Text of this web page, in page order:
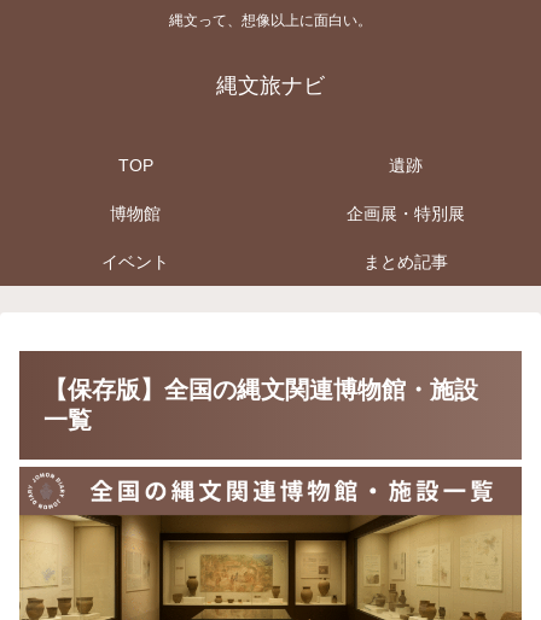
縄文って、想像以上に面白い。
縄文旅ナビ
TOP 遺跡
博物館 企画展・特別展
イベント まとめ記事
【保存版】全国の縄文関連博物館・施設
一覧